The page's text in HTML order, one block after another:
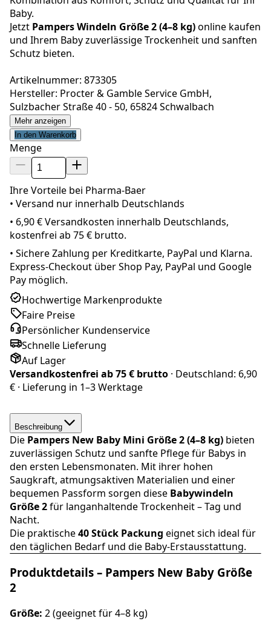
Baby.
Jetzt Pampers Windeln Größe 2 (4–8 kg)online kaufen
und Ihrem Baby zuverlässige Trockenheit und sanften
Schutz bieten.
Artikelnummer: 873305
Hersteller: Procter & Gamble Service GmbH,
Sulzbacher Straße 40 - 50, 65824 Schwalbach
Mehr anzeigen
In den Warenkorb
Menge
Ihre Vorteile bei Pharma-Baer
• Versand nur innerhalb Deutschlands
• 6,90 € Versandkosten innerhalb Deutschlands,
kostenfrei ab 75 € brutto.
• Sichere Zahlung per Kreditkarte, PayPal und Klarna.
Express-Checkout über Shop Pay, PayPal und Google
Pay möglich.
Hochwertige Markenprodukte
Faire Preise
Persönlicher Kundenservice
Schnelle Lieferung
Auf Lager
Versandkostenfrei ab75 € brutto · Deutschland: 6,90
€ · Lieferung in 1–3 Werktage
Beschreibung
Die Pampers New Baby Mini Größe 2 (4–8 kg) bieten
zuverlässigen Schutz und sanfte Pflege für Babys in
den ersten Lebensmonaten. Mit ihrer hohen
Saugkraft, atmungsaktiven Materialien und einer
bequemen Passform sorgen diese Babywindeln
Größe 2für langanhaltende Trockenheit – Tag und
Nacht.
Die praktische40 Stück Packung eignet sich ideal für
den täglichen Bedarf und die Baby-Erstausstattung.
Produktdetails – Pampers New Baby Größe
2
Größe: 2 (geeignet für 4–8 kg)